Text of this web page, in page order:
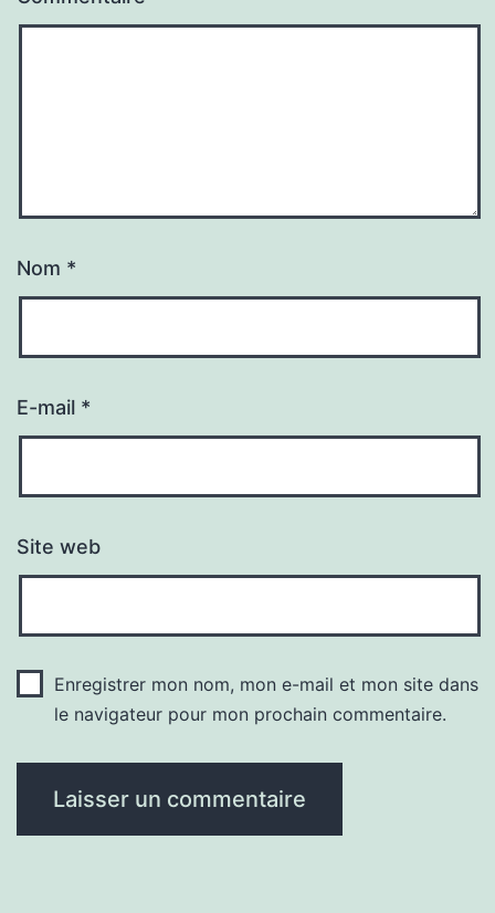
Nom *
E-mail *
Site web
Enregistrer mon nom, mon e-mail et mon site dans
le navigateur pour mon prochain commentaire.